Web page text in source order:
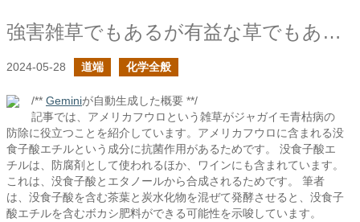
強害雑草でもあるが有益な草でもあるアメリカフウロ
2024-05-28 道端 化学全般
/** Geminiが自動生成した概要 **/
記事では、アメリカフウロという雑草がジャガイモ青枯病の
防除に役立つことを紹介しています。アメリカフウロに含まれる没
食子酸エチルという成分に抗菌作用があるためです。 没食子酸エ
チルは、防腐剤として使われるほか、ワインにも含まれています。
これは、没食子酸とエタノールから合成されるためです。 筆者
は、没食子酸を含む茶葉と炭水化物を混ぜて発酵させると、没食子
酸エチルを含むボカシ肥料ができる可能性を示唆しています。